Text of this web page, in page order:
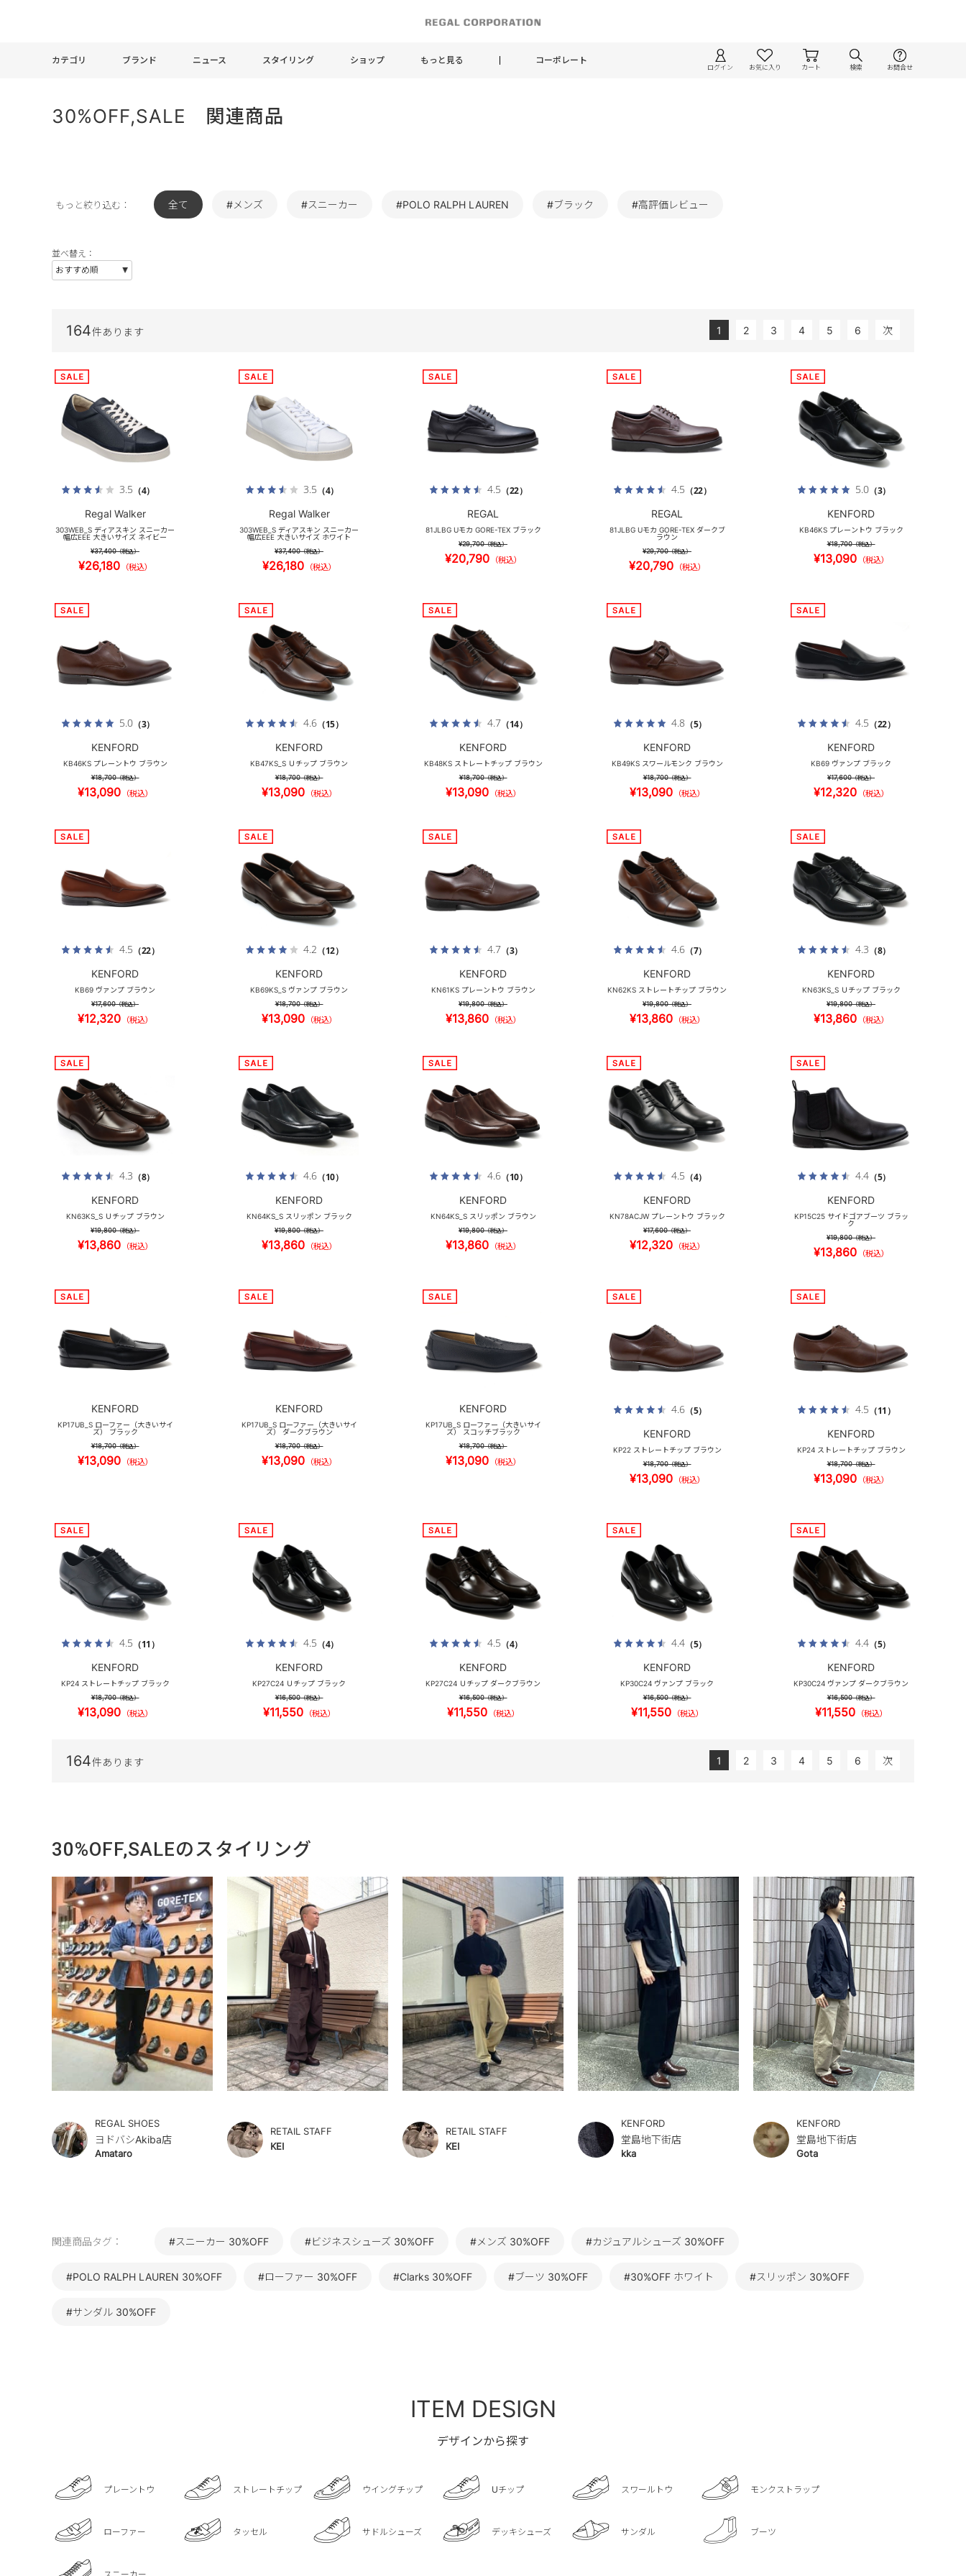
カテゴリ ブランド ニュース スタイリング ショップ もっと見る コーポレート
ログイン お気に入り カート 検索 お問合せ
30%OFF,SALE 関連商品
もっと絞り込む： 全て #メンズ #スニーカー #POLO RALPH LAUREN #ブラック #高評価レビュー
並べ替え：
164件あります 1 2 3 4 5 6 次
3.5 （4）
Regal Walker
303WEB_S ディアスキン スニーカー
幅広EEE 大きいサイズ ネイビー
¥37,400（税込）
¥26,180 （税込）
3.5 （4）
Regal Walker
303WEB_S ディアスキン スニーカー
幅広EEE 大きいサイズ ホワイト
¥37,400（税込）
¥26,180 （税込）
4.5 （22）
REGAL
81JLBG Uモカ GORE-TEX ブラック
¥29,700（税込）
¥20,790 （税込）
4.5 （22）
REGAL
81JLBG Uモカ GORE-TEX ダークブ
ラウン
¥29,700（税込）
¥20,790 （税込）
5.0（3）
KENFORD
KB46KS プレーントウ ブラック
¥18,700（税込）
¥13,090 （税込）
5.0（3）
KENFORD
KB46KS プレーントウ ブラウン
¥18,700（税込）
¥13,090 （税込）
4.6（15）
KENFORD
KB47KS_S Ｕチップ ブラウン
¥18,700（税込）
¥13,090 （税込）
4.7（14）
KENFORD
KB48KS ストレートチップ ブラウン
¥18,700（税込）
¥13,090 （税込）
4.8 （5）
KENFORD
KB49KS スワールモンク ブラウン
¥18,700（税込）
¥13,090 （税込）
4.5 （22）
KENFORD
KB69 ヴァンプ ブラック
¥17,600（税込）
¥12,320 （税込）
4.5 （22）
KENFORD
KB69 ヴァンプ ブラウン
¥17,600（税込）
¥12,320 （税込）
4.2 （12）
KENFORD
KB69KS_S ヴァンプ ブラウン
¥18,700（税込）
¥13,090 （税込）
4.7（3）
KENFORD
KN61KS プレーントウ ブラウン
¥19,800（税込）
¥13,860 （税込）
4.6（7）
KENFORD
KN62KS ストレートチップ ブラウン
¥19,800（税込）
¥13,860 （税込）
4.3 （8）
KENFORD
KN63KS_S Ｕチップ ブラック
¥19,800（税込）
¥13,860 （税込）
4.3 （8）
KENFORD
KN63KS_S Ｕチップ ブラウン
¥19,800（税込）
¥13,860 （税込）
4.6（10）
KENFORD
KN64KS_S スリッポン ブラック
¥19,800（税込）
¥13,860 （税込）
4.6（10）
KENFORD
KN64KS_S スリッポン ブラウン
¥19,800（税込）
¥13,860 （税込）
4.5 （4）
KENFORD
KN78ACJW プレーントウ ブラック
¥17,600（税込）
¥12,320 （税込）
4.4（5）
KENFORD
KP15C25 サイドゴアブーツ ブラッ
ク
¥19,800（税込）
¥13,860 （税込）
KENFORD
KP17UB_S ローファー（大きいサイ
ズ） ブラック
¥18,700（税込）
¥13,090 （税込）
KENFORD
KP17UB_S ローファー（大きいサイ
ズ） ダークブラウン
¥18,700（税込）
¥13,090 （税込）
KENFORD
KP17UB_S ローファー（大きいサイ
ズ） スコッチブラック
¥18,700（税込）
¥13,090 （税込）
4.6（5）
KENFORD
KP22 ストレートチップ ブラウン
¥18,700（税込）
¥13,090 （税込）
4.5 （11）
KENFORD
KP24 ストレートチップ ブラウン
¥18,700（税込）
¥13,090 （税込）
4.5 （11）
KENFORD
KP24 ストレートチップ ブラック
¥18,700（税込）
¥13,090 （税込）
4.5 （4）
KENFORD
KP27C24 Ｕチップ ブラック
¥16,500（税込）
¥11,550 （税込）
4.5 （4）
KENFORD
KP27C24 Ｕチップ ダークブラウン
¥16,500（税込）
¥11,550 （税込）
4.4（5）
KENFORD
KP30C24 ヴァンプ ブラック
¥16,500（税込）
¥11,550 （税込）
4.4（5）
KENFORD
KP30C24 ヴァンプ ダークブラウン
¥16,500（税込）
¥11,550 （税込）
164件あります 1 2 3 4 5 6 次
30%OFF,SALEのスタイリング
REGAL SHOES
ヨドバシAkiba店
Amataro
RETAIL STAFF
KEI
RETAIL STAFF
KEI
KENFORD
堂島地下街店
kka
KENFORD
堂島地下街店
Gota
関連商品タグ： #スニーカー 30%OFF #ビジネスシューズ 30%OFF #メンズ 30%OFF #カジュアルシューズ 30%OFF
#POLO RALPH LAUREN 30%OFF #ローファー 30%OFF #Clarks 30%OFF #ブーツ 30%OFF #30%OFF ホワイト #スリッポン 30%OFF
#サンダル 30%OFF
ITEM DESIGN
デザインから探す
プレーントウ ストレートチップ ウイングチップ Uチップ スワールトウ モンクストラップ
ローファー タッセル サドルシューズ デッキシューズ サンダル ブーツ